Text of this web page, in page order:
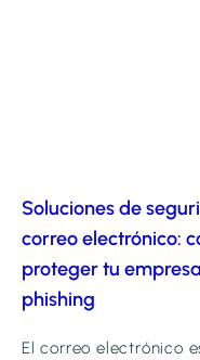
Soluciones de
correo electrónico:
proteger tu
phishing
El correo electrónico